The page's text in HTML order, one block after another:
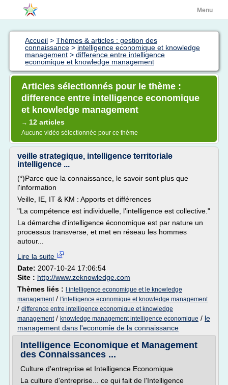
Menu
Accueil > Thèmes & articles : gestion des
connaissance > intelligence economique et knowledge
management > difference entre intelligence
economique et knowledge management
Articles sélectionnés pour le thème :
difference entre intelligence economique
et knowledge management
→ 12 articles
Aucune vidéo sélectionnée pour ce thème
veille strategique, intelligence territoriale
intelligence ...
(*)Parce que la connaissance, le savoir sont plus que
l'information
Veille, IE, IT & KM : Apports et différences
"La compétence est individuelle, l'intelligence est collective."
La démarche d'intelligence économique est par nature un
processus transverse, et met en réseau les hommes
autour...
Lire la suite
Date: 2007-10-24 17:06:54
Site : http://www.zeknowledge.com
Thèmes liés :
l intelligence economique et le knowledge
management/ l'intelligence economique et knowledge management
/ difference entre intelligence economique et knowledge
management/ knowledge management intelligence economique / le
management dans l'economie de la connaissance
Intelligence Economique et Management
des Connaissances ...
Culture d'entreprise et Intelligence Economique
La culture d'entreprise... ce qui fait de l'Intelligence